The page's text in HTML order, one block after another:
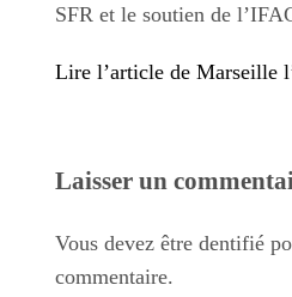
SFR et le soutien de
Lire l’article de Marseille
Laisser un
Vous devez être dentifié
commentaire.